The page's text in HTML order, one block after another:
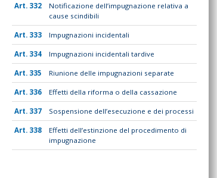
332
Notificazione dell’impugnazione relativa a
cause scindibili
333 Impugnazioni incidentali
334 Impugnazioni incidentali tardive
335 Riunione delle impugnazioni separate
336 Effetti della riforma o della cassazione
337 Sospensione dell’esecuzione e dei processi
338
Effetti dell’estinzione del procedimento di
impugnazione